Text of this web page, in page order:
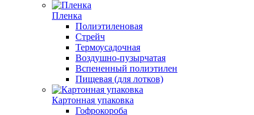
Пленка
Полиэтиленовая
Стрейч
Термоусадочная
Воздушно-пузырчатая
Вспененный полиэтилен
Пищевая (для лотков)
Картонная упаковка
Гофрокороба